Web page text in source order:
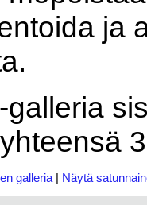
ja
galleria
galleria | Näytä